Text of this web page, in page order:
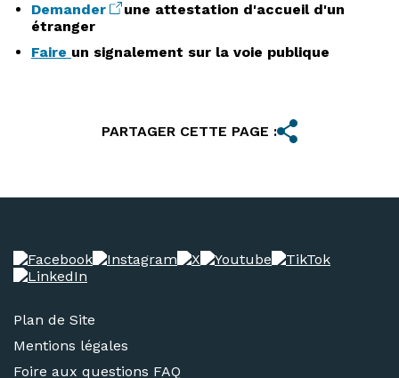
Demander
une attestation d'accueil d'un
étranger
Faire un signalement sur la voie publique
PARTAGER CETTE PAGE :
Plan de Site
Mentions légales
Foire aux questions FAQ